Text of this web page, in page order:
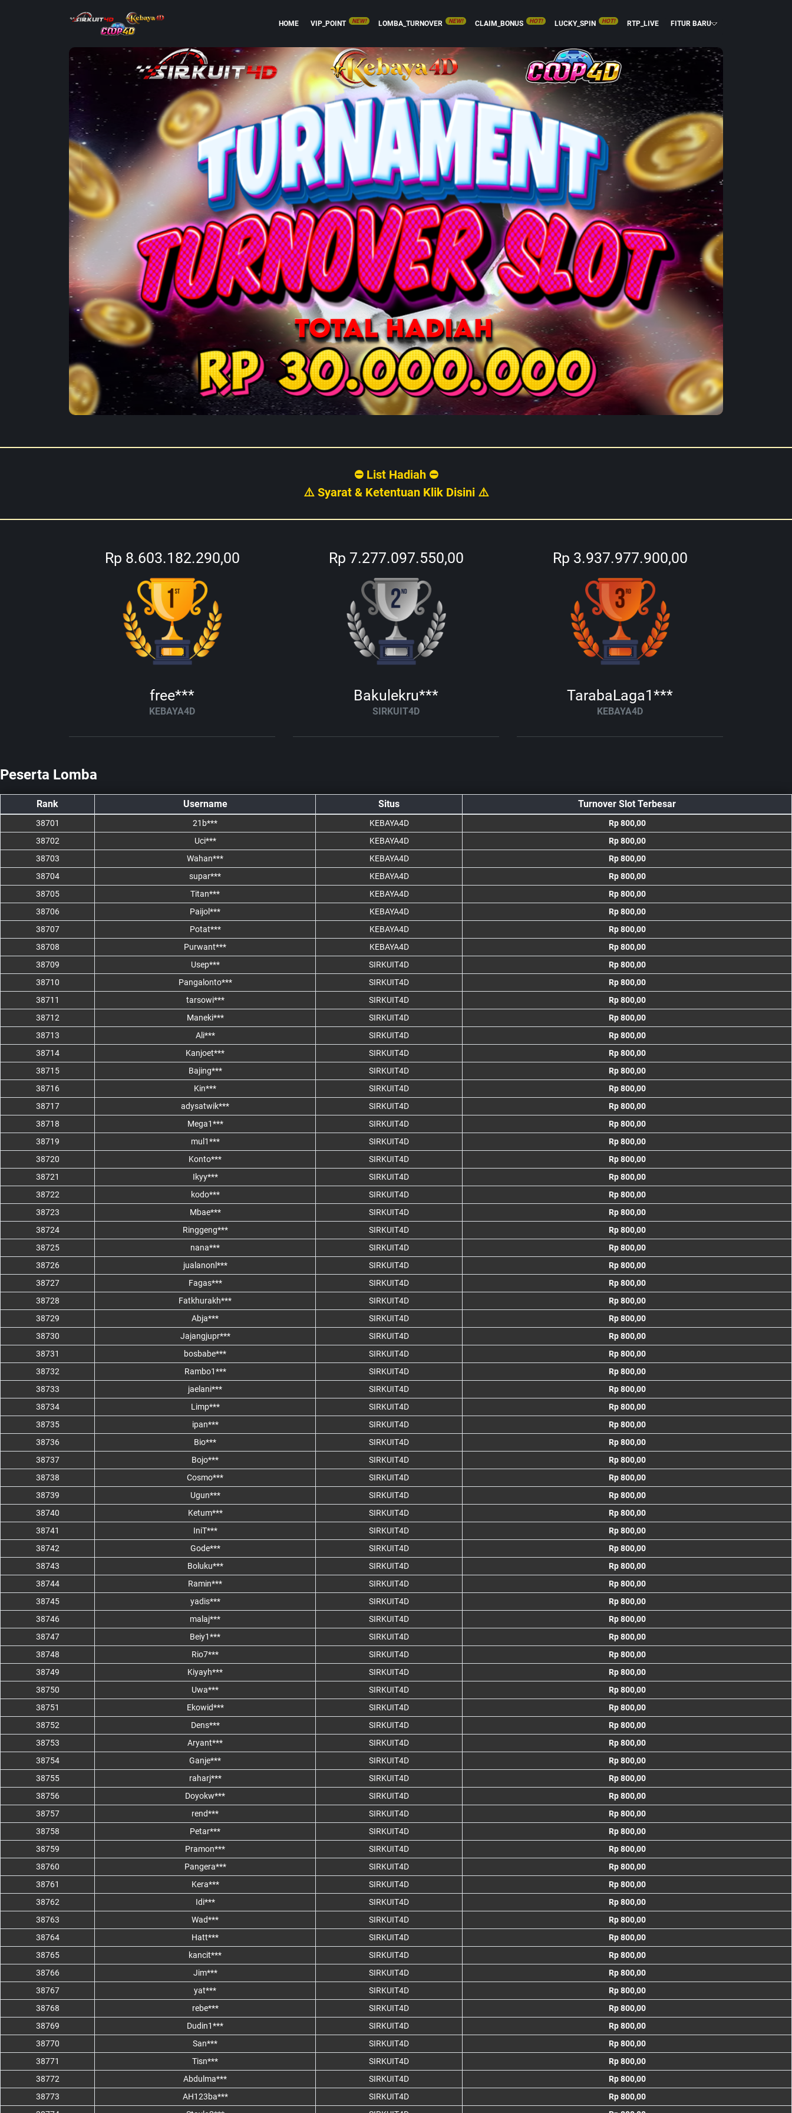
HOME VIP_POINT NEW! LOMBA_TURNOVER NEW! CLAIM_BONUS HOT! LUCKY_SPIN HOT! RTP_LIVE FITUR BARU
⛔ List Hadiah ⛔
⚠️ Syarat & Ketentuan Klik Disini ⚠️
Rp 8.603.182.290,00
free***
KEBAYA4D
Rp 7.277.097.550,00
Bakulekru***
SIRKUIT4D
Rp 3.937.977.900,00
TarabaLaga1***
KEBAYA4D
Peserta Lomba
Rank Username Situs Turnover Slot Terbesar
38701 21b*** KEBAYA4D
Rp 800,00
38702
Uci*** KEBAYA4D
Rp 800,00
38703
Wahan*** KEBAYA4D
Rp 800,00
38704
supar*** KEBAYA4D
Rp 800,00
38705
Titan*** KEBAYA4D
Rp 800,00
38706
Paijol*** KEBAYA4D
Rp 800,00
38707
Potat*** KEBAYA4D
Rp 800,00
38708
Purwant*** KEBAYA4D
Rp 800,00
38709
Usep*** SIRKUIT4D
Rp 800,00
38710
Pangalonto*** SIRKUIT4D
Rp 800,00
38711
tarsowi*** SIRKUIT4D
Rp 800,00
38712
Maneki*** SIRKUIT4D
Rp 800,00
38713
Ali*** SIRKUIT4D
Rp 800,00
38714
Kanjoet*** SIRKUIT4D
Rp 800,00
38715
Bajing*** SIRKUIT4D
Rp 800,00
38716
Kin*** SIRKUIT4D
Rp 800,00
38717
adysatwik*** SIRKUIT4D
Rp 800,00
38718
Mega1*** SIRKUIT4D
Rp 800,00
38719
mul1*** SIRKUIT4D
Rp 800,00
38720
Konto*** SIRKUIT4D
Rp 800,00
38721
Ikyy*** SIRKUIT4D
Rp 800,00
38722
kodo*** SIRKUIT4D
Rp 800,00
38723
Mbae*** SIRKUIT4D
Rp 800,00
38724
Ringgeng*** SIRKUIT4D
Rp 800,00
38725
nana*** SIRKUIT4D
Rp 800,00
38726
jualanonl*** SIRKUIT4D
Rp 800,00
38727
Fagas*** SIRKUIT4D
Rp 800,00
38728
Fatkhurakh*** SIRKUIT4D
Rp 800,00
38729
Abja*** SIRKUIT4D
Rp 800,00
38730
Jajangjupr*** SIRKUIT4D
Rp 800,00
38731
bosbabe*** SIRKUIT4D
Rp 800,00
38732
Rambo1*** SIRKUIT4D
Rp 800,00
38733
jaelani*** SIRKUIT4D
Rp 800,00
38734
Limp*** SIRKUIT4D
Rp 800,00
38735
ipan*** SIRKUIT4D
Rp 800,00
38736
Bio*** SIRKUIT4D
Rp 800,00
38737
Bojo*** SIRKUIT4D
Rp 800,00
38738
Cosmo*** SIRKUIT4D
Rp 800,00
38739
Ugun*** SIRKUIT4D
Rp 800,00
38740
Ketum*** SIRKUIT4D
Rp 800,00
38741
IniT*** SIRKUIT4D
Rp 800,00
38742
Gode*** SIRKUIT4D
Rp 800,00
38743
Boluku*** SIRKUIT4D
Rp 800,00
38744
Ramin*** SIRKUIT4D
Rp 800,00
38745
yadis*** SIRKUIT4D
Rp 800,00
38746
malaj*** SIRKUIT4D
Rp 800,00
38747
Beiy1*** SIRKUIT4D
Rp 800,00
38748
Rio7*** SIRKUIT4D
Rp 800,00
38749
Kiyayh*** SIRKUIT4D
Rp 800,00
38750
Uwa*** SIRKUIT4D
Rp 800,00
38751
Ekowid*** SIRKUIT4D
Rp 800,00
38752
Dens*** SIRKUIT4D
Rp 800,00
38753
Aryant*** SIRKUIT4D
Rp 800,00
38754
Ganje*** SIRKUIT4D
Rp 800,00
38755
raharj*** SIRKUIT4D
Rp 800,00
38756
Doyokw*** SIRKUIT4D
Rp 800,00
38757
rend*** SIRKUIT4D
Rp 800,00
38758
Petar*** SIRKUIT4D
Rp 800,00
38759
Pramon*** SIRKUIT4D
Rp 800,00
38760
Pangera*** SIRKUIT4D
Rp 800,00
38761
Kera*** SIRKUIT4D
Rp 800,00
38762
Idi*** SIRKUIT4D
Rp 800,00
38763
Wad*** SIRKUIT4D
Rp 800,00
38764
Hatt*** SIRKUIT4D
Rp 800,00
38765
kancit*** SIRKUIT4D
Rp 800,00
38766
Jim*** SIRKUIT4D
Rp 800,00
38767
yat*** SIRKUIT4D
Rp 800,00
38768
rebe*** SIRKUIT4D
Rp 800,00
38769
Dudin1*** SIRKUIT4D
Rp 800,00
38770
San*** SIRKUIT4D
Rp 800,00
38771
Tisn*** SIRKUIT4D
Rp 800,00
38772
Abdulma*** SIRKUIT4D
Rp 800,00
38773
AH123ba*** SIRKUIT4D
Rp 800,00